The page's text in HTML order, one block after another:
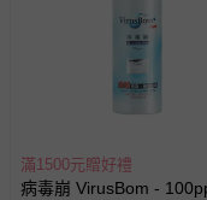
已出貨通知之訊息
如您收到商品，請
情形，您可申請更
若您對於會員帳號
問，你可詳見：
媽
滿1500元贈好禮
病毒崩 VirusBom -